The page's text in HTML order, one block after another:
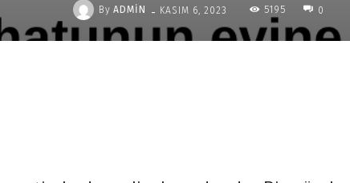
By ADMIN - KASIM 6, 2023 5195 0